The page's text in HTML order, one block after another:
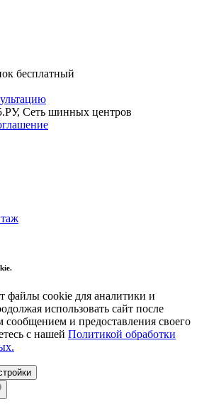
бесплатный
Сеть шинных центров
файлы cookie для аналитики и
использовать сайт после
сообщением и предоставления своего
с нашей Политикой обработки